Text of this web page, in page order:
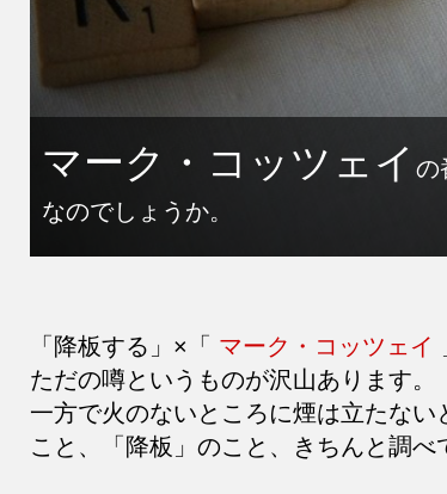
マーク・コッツェイ の
なのでしょうか。
「降板する」×「 マーク・コッツェイ
ただの噂というものが沢山あります。
一方で火のないところに煙は立たない
こと、「降板」のこと、きちんと調べ